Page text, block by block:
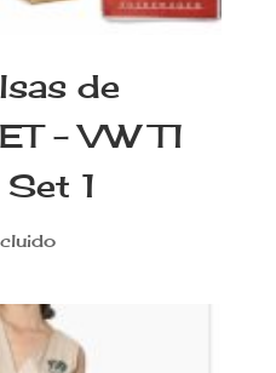
de
– VW T1
1